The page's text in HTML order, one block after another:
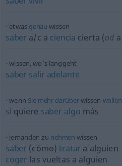
etwasgenau wissen
saber a/c a ciencia cierta (od a
wissen, wo’s langgeht
saber salir adelante
wenn Sie mehr darüberwissen wollen
si quiere saber algo más
jemanden zu nehmen wissen
saber (cómo)tratar a alguien
coger las vueltas a alguien